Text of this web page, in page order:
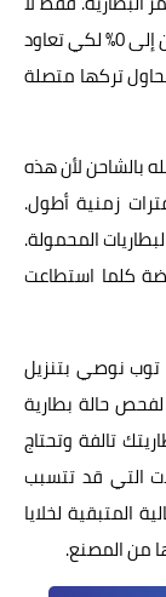
تنتظر حتى تنضب البطارية وينخفض مؤشر الشحن إلى 0% لكي تعاود
تركها متصلة
بالشاحن لأن هذه
زمنية أطول.
المحمولة.
كلما استطاعت
نوصي بتنزيل
حالة بطارية
تالفة وتحتاج
التي قد تتسبب
المتبقية لخلايا
من المصنع.